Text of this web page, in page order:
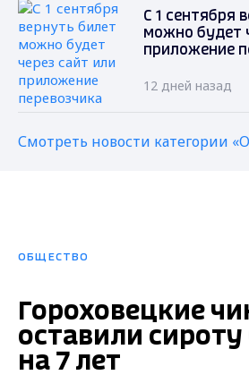
С 1 сентября
можно будет
приложение
12 дней назад
Смотреть новости категории
ОБЩЕСТВО
Гороховецкие
оставили
на 7 лет